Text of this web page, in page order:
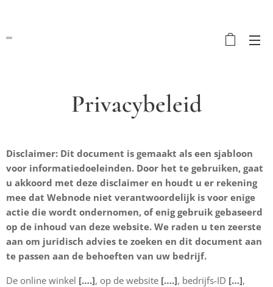
Privacybeleid
Disclaimer: Dit document is gemaakt als een sjabloon
voor informatiedoeleinden. Door het te gebruiken, gaat
u akkoord met deze disclaimer en houdt u er rekening
mee dat Webnode niet verantwoordelijk is voor enige
actie die wordt ondernomen, of enig gebruik gebaseerd
op de inhoud van deze website. We raden u ten zeerste
aan om juridisch advies te zoeken en dit document aan
te passen aan de behoeften van uw bedrijf.
De online winkel [….], op de website [….], bedrijfs-ID […],